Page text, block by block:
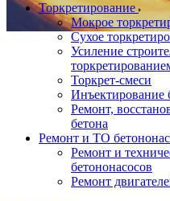
Торкретирование
Мокрое
Сухое
Усиление
Торкрет-смеси
Инъектирование
Ремонт,
бетона
Ремонт и ТО
Ремонт и
бетононасосов
Ремонт